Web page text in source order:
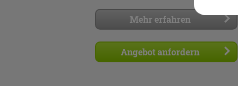
Mehr erfahren
Angebot anfordern